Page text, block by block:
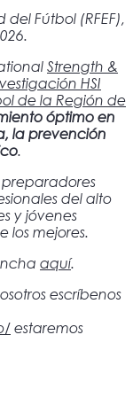
Fútbol (RFEF),
Strength &
HSI
de la Región de
óptimo en
la prevención
.
del alto
y jóvenes
los mejores.
aquí.
escríbenos
estaremos